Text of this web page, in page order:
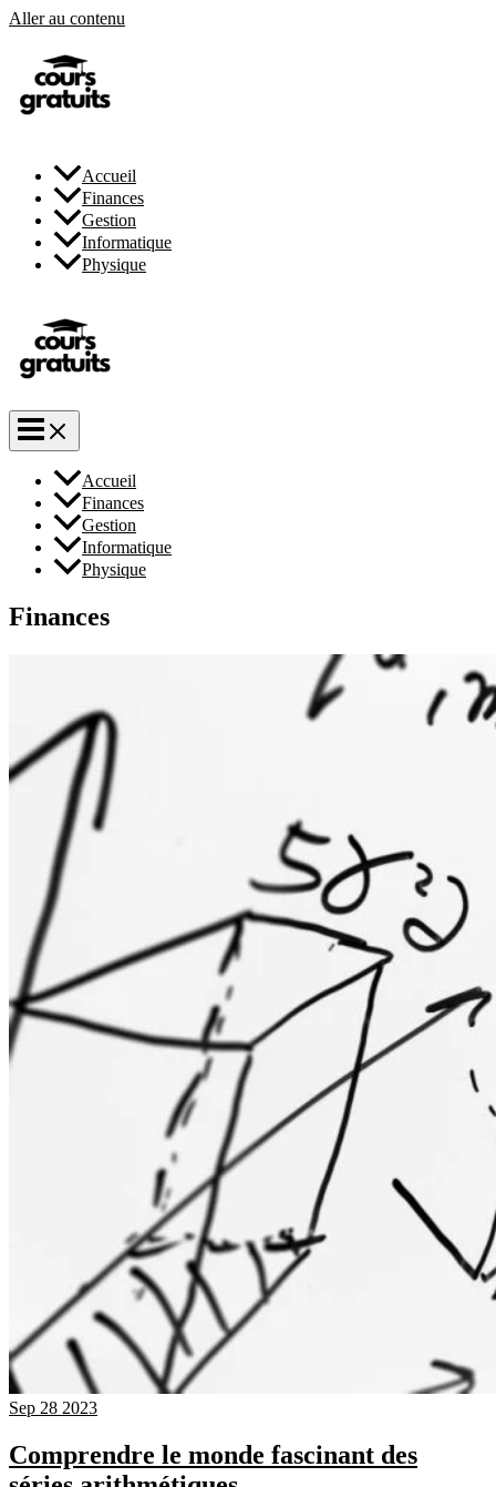
Aller au contenu
Accueil
Finances
Gestion
Informatique
Physique
Accueil
Finances
Gestion
Informatique
Physique
Finances
Sep 28 2023
Comprendre le monde fascinant des